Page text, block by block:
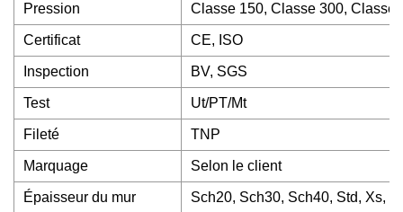
Pression Classe 150, Classe 300, Classe
Certificat CE, ISO
Inspection BV, SGS
Test Ut/PT/Mt
Fileté TNP
Marquage Selon le client
Épaisseur du mur Sch20, Sch30, Sch40, Std, Xs,